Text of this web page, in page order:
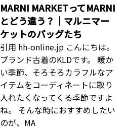
MARNI MARKETってMARNI
とどう違う？｜マルニマー
ケットのバッグたち
引用 hh-online.jp こんにちは。
ブランド古着のKLDです。 暖か
い季節、そろそろカラフルなア
イテムをコーディネートに取り
入れたくなってくる季節ですよ
ね。 そんな時におすすめしたい
のが、MA